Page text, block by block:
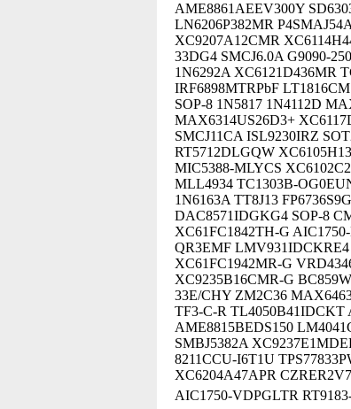
AME8861AEEV300Y
LN6206P382MR
XC9207A12CMR
33DG4 SMCJ6.0A G9090-
1N6292A XC6121D436MR
IRF6898MTRPbF
SOP-8 1N5817 1N4112D
MAX6314US26D3+
SMCJ11CA ISL9230IRZ
RT5712DLGQW
MIC5388-MLYCS
MLL4934 TC1303B-
1N6163A TT8J13
DAC8571IDGKG4 SOP-8
XC61FC1842TH-G
QR3EMF LMV931IDCKRE4
XC61FC1942MR-G
XC9235B16CMR-G
33E/CHY ZM2C36
TF3-C-R TL4050B41IDCKT
AME8815BEDS150
SMBJ5382A
8211CCU-I6T1U
XC6204A47APR
AIC1750-VDPGLTR